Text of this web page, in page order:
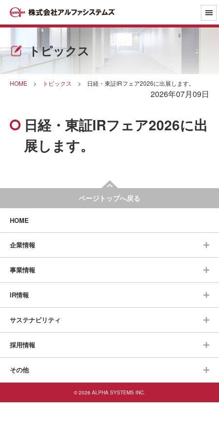
トピックス
HOME > トピックス > 日経・東証IRフェア2026に出展します。
2026年07月09日
日経・東証IRフェア2026に出
展します。
ページトップへ戻る
HOME
企業情報
事業情報
IR情報
サステナビリティ
採用情報
その他
© 2026 ALPHA SYSTEMS INC.